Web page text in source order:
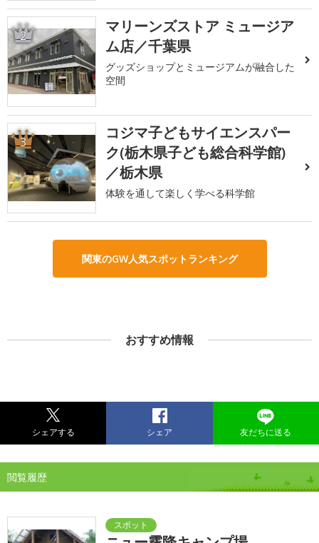
2
マリーンズストア ミュージア
ム店／千葉県
グッズショップとミュージアムが融合した
空間
3
コジマ子どもサイエンスパー
ク(栃木県子ども総合科学館)
／栃木県
体験を通して楽しく学べる科学館
関東のGW人気スポットランキング
おすすめ情報
シェアする シェア 友だちに送る
閲覧履歴